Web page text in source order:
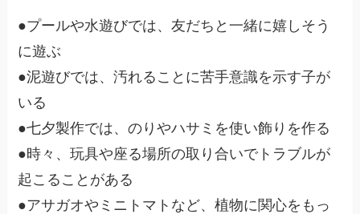
●プールや水遊びでは、友だちと一緒に嬉しそう
に遊ぶ
●泥遊びでは、汚れることに苦手意識を示す子が
いる
●七夕製作では、のりやハサミを使い飾りを作る
●時々、玩具や座る場所の取り合いでトラブルが
起こることがある
●アサガオやミニトマトなど、植物に関心をもっ